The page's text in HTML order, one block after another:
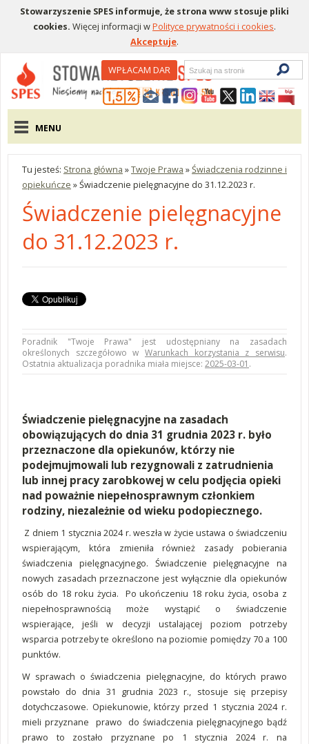
Stowarzyszenie SPES informuje, że strona www stosuje pliki
cookies. Więcej informacji wPolityce prywatności i cookies.
Akceptuje.
Menu pomocniczeWPŁACAM DAR
Wyszukiwarka
Menu główne
MENU
Tu jesteś: Strona główna »Twoje Prawa »Świadczenia rodzinne i
opiekuńcze »Świadczenie pielęgnacyjne do 31.12.2023 r.
Świadczenie pielęgnacyjne
do 31.12.2023 r.
Świadczenie pielęgnacyjne na zasadach
obowiązujących do dnia 31 grudnia 2023 r. było
przeznaczone dla opiekunów, którzy nie
podejmujmowali lub rezygnowali z zatrudnienia
lub innej pracy zarobkowej w celu podjęcia opieki
nad poważnie niepełnosprawnym członkiem
rodziny, niezależnie od wieku podopiecznego.
Z dniem 1 stycznia 2024 r. weszła w życie ustawa o świadczeniu
wspierającym, która zmieniła również zasady pobierania
świadczenia pielęgnacyjnego. Świadczenie pielęgnacyjne na
nowych zasadach przeznaczone jest wyłącznie dla opiekunów
osób do 18 roku życia. Po ukończeniu 18 roku życia, osoba z
niepełnosprawnością może wystąpić o świadczenie
wspierające, jeśli w decyzji ustalającej poziom potrzeby
wsparcia potrzeby te określono na poziomie pomiędzy 70 a 100
punktów.
W sprawach o świadczenia pielęgnacyjne, do których prawo
powstało do dnia 31 grudnia 2023 r., stosuje się przepisy
dotychczasowe. Opiekunowie, którzy przed 1 stycznia 2024 r.
mieli przyznane prawo do świadczenia pielęgnacyjnego bądź
prawo to zostało przyznane po 1 stycznia 2024 r. na
Poradnik "Twoje Prawa" jest udostępniany na zasadach
określonych szczegółowo w Warunkach korzystania z serwisu.
Ostatnia aktualizacja poradnika miała miejsce: 2025-03-01 .